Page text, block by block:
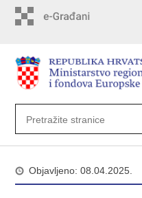
Objavljeno: 08.04.2025.